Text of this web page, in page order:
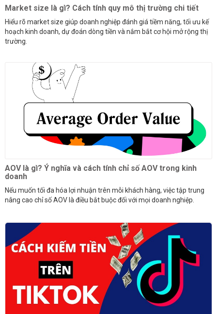
Market size là gì? Cách tính quy mô thị trường chi tiết
Hiểu rõ market size giúp doanh nghiệp đánh giá tiềm năng, tối ưu kế
hoạch kinh doanh, dự đoán dòng tiền và nắm bắt cơ hội mở rộng thị
trường.
AOV là gì? Ý nghĩa và cách tính chỉ số AOV trong kinh
doanh
Nếu muốn tối đa hóa lợi nhuận trên mỗi khách hàng, việc tập trung
nâng cao chỉ số AOV là điều bắt buộc đối với mọi doanh nghiệp.